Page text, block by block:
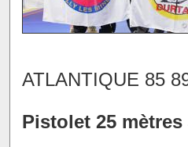
ATLANTIQUE 85
Pistolet 25